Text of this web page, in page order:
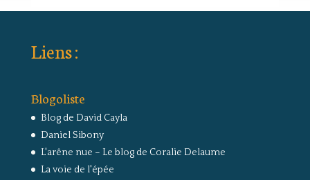
Liens :
Blogoliste
Blog de David Cayla
Daniel Sibony
L'arêne nue – Le blog de Coralie Delaume
La voie de l'épée